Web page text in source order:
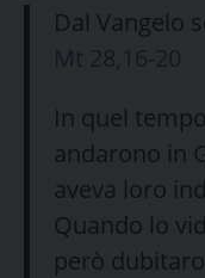
Dal Vangelo
In quel
andarono in
aveva loro
Quando lo
però